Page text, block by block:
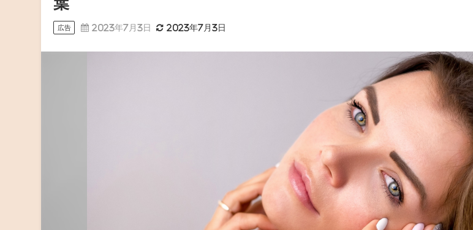
葉
広告 2023年7月3日 2023年7月3日